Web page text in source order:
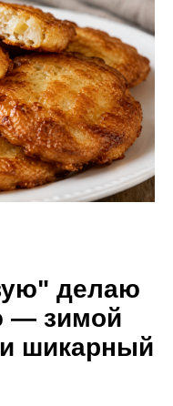
делаю
— зимой
шикарный